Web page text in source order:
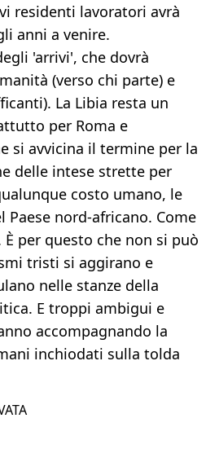
residenti lavoratori avrà
anni a venire.
'arrivi', che dovrà
(verso chi parte) e
La Libia resta un
per Roma e
si avvicina il termine per la
delle intese strette per
costo umano, le
Paese nord-africano. Come
per questo che non si può
tristi si aggirano e
nelle stanze della
E troppi ambigui e
accompagnando la
inchiodati sulla tolda